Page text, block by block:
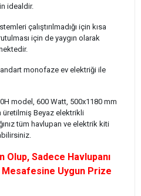
idealdir.
çalıştırılmadığı için kısa
için de yaygın olarak
monofaze ev elektriği ile
model, 600 Watt, 500x1180 mm
Beyaz elektrikli
tüm havlupan ve elektrik kiti
Olup, Sadece Havlupanı
Uygun Prize